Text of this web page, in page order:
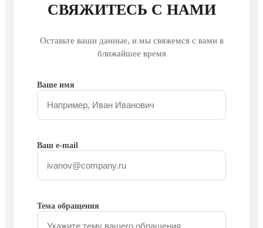
СВЯЖИТЕСЬ С НАМИ
Оставьте ваши данные, и мы свяжемся с вами в
ближайшее время
Ваше имя
Ваш e-mail
Тема обращения